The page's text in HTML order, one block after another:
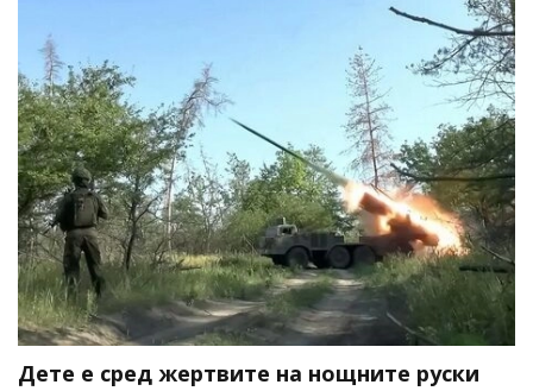
Дете е сред жертвите на нощните руски